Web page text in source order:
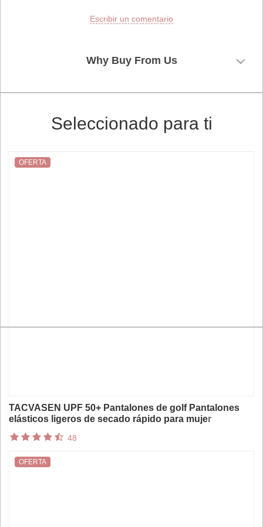
Escribir un comentario
Why Buy From Us
Seleccionado para ti
TACVASEN UPF 50+ Pantalones de golf Pantalones
elásticos ligeros de secado rápido para mujer
5 bolsillos
OFERTA
48
OFERTA